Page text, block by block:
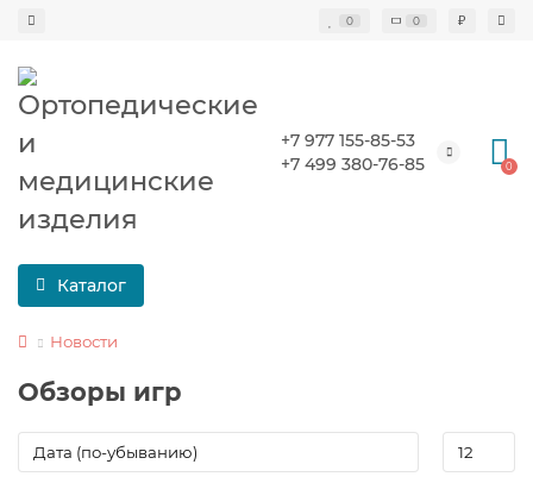
0 0 ₽
+7 977 155-85-53
+7 499 380-76-85
0
Каталог
Новости
Обзоры игр